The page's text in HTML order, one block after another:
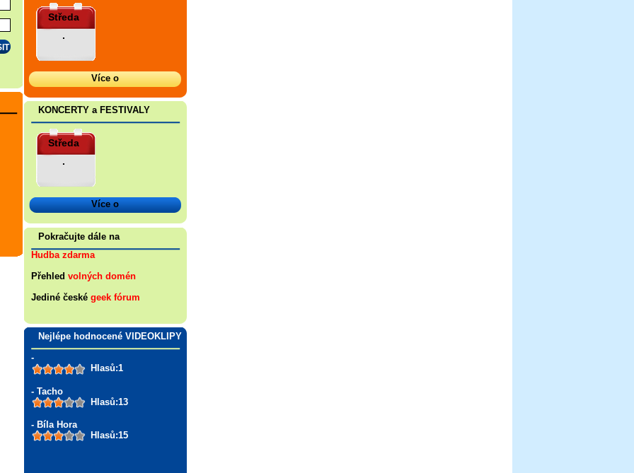
Středa
.
Více o
KONCERTY a FESTIVALY
Středa
.
Více o
Pokračujte dále na
Hudba zdarma
Přehled volných domén
Jediné české geek fórum
Nejlépe hodnocené VIDEOKLIPY
-
Hlasů:1
- Tacho
Hlasů:13
- Bíla Hora
Hlasů:15